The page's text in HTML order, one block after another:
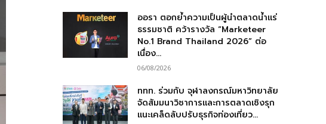
ออรา ตอกย้ำความเป็นผู้นำตลาดน้ำแร่
ธรรมชาติ คว้ารางวัล “Marketeer
No.1 Brand Thailand 2026” ต่อ
เนื่อง...
06/08/2026
ททท. ร่วมกับ จุฬาลงกรณ์มหาวิทยาลัย
จัดสัมมนาวิชาการและการตลาดเชิงรุก
แนะเคล็ดลับปรับธุรกิจท่องเที่ยว...